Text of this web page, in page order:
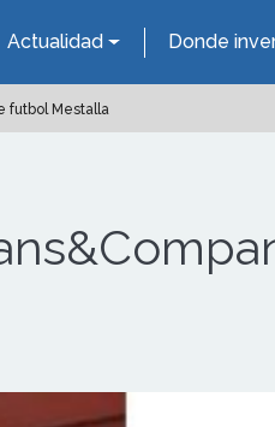
Actualidad Donde
futbol Mestalla